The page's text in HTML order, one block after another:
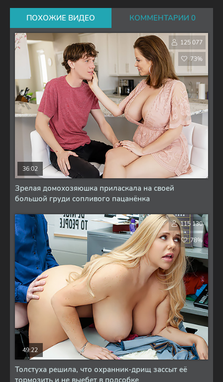
ПОХОЖИЕ ВИДЕО КОММЕНТАРИИ 0
Зрелая домохозяюшка приласкала на своей
большой груди сопливого пацанёнка
36:02
125 077
73%
Толстуха решила, что охранник-дрищ зассыт её
тормозить и не выебет в подсобке
49:22
115 130
78%